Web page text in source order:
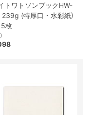
トワトソンブックHW-
239g (特厚口・水彩紙)
枚